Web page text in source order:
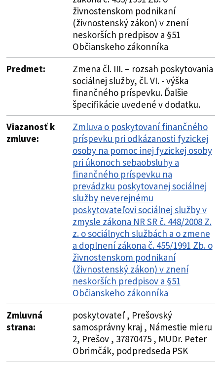
živnostenskom podnikaní
(živnostenský zákon) v znení
neskorších predpisov a §51
Občianskeho zákonníka
Predmet:
Zmena čl. III. – rozsah poskytovania
sociálnej služby, čl. VI. - výška
finančného príspevku. Ďalšie
špecifikácie uvedené v dodatku.
Viazanosť k
zmluve:
Zmluva o poskytovaní finančného
príspevku pri odkázanosti fyzickej
osoby na pomoc inej fyzickej osoby
pri úkonoch sebaobsluhy a
finančného príspevku na
prevádzku poskytovanej sociálnej
služby neverejnému
poskytovateľovi sociálnej služby v
zmysle zákona NR SR č. 448/2008 Z.
z. o sociálnych službách a o zmene
a doplnení zákona č. 455/1991 Zb. o
živnostenskom podnikaní
(živnostenský zákon) v znení
neskorších predpisov a §51
Občianskeho zákonníka
Zmluvná
strana:
poskytovateľ , Prešovský
samosprávny kraj , Námestie mieru
2, Prešov , 37870475 , MUDr. Peter
Obrimčák, podpredseda PSK